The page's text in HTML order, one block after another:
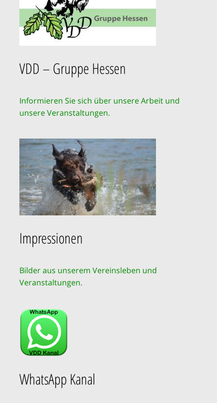
VDD – Gruppe Hessen
Informieren Sie sich über unsere Arbeit und
unsere Veranstaltungen.
Impressionen
Bilder aus unserem Vereinsleben und
Veranstaltungen.
WhatsApp Kanal